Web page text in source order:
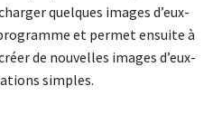
quelques images d’eux-
et permet ensuite à
de nouvelles images d’eux-
simples.